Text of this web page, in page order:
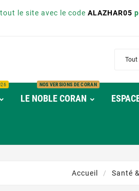
le site avec le code ALAZHAR05
LE NOBLE CORAN
NOS VERSIONS DE CORAN
Accueil Santé